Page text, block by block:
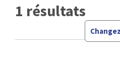
1 résultats